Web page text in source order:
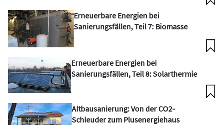
Erneuerbare Energien bei
Sanierungsfällen, Teil 7: Biomasse
Erneuerbare Energien bei
Sanierungsfällen, Teil 8: Solarthermie
Altbausanierung: Von der CO2-
Schleuder zum Plusenergiehaus